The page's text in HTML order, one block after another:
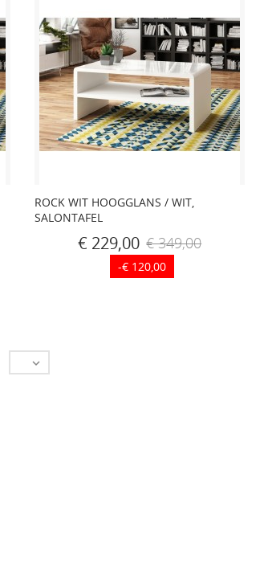
ROCK WIT HOOGGLANS / WIT,
SALONTAFEL
€ 229,00 € 349,00
-€ 120,00
